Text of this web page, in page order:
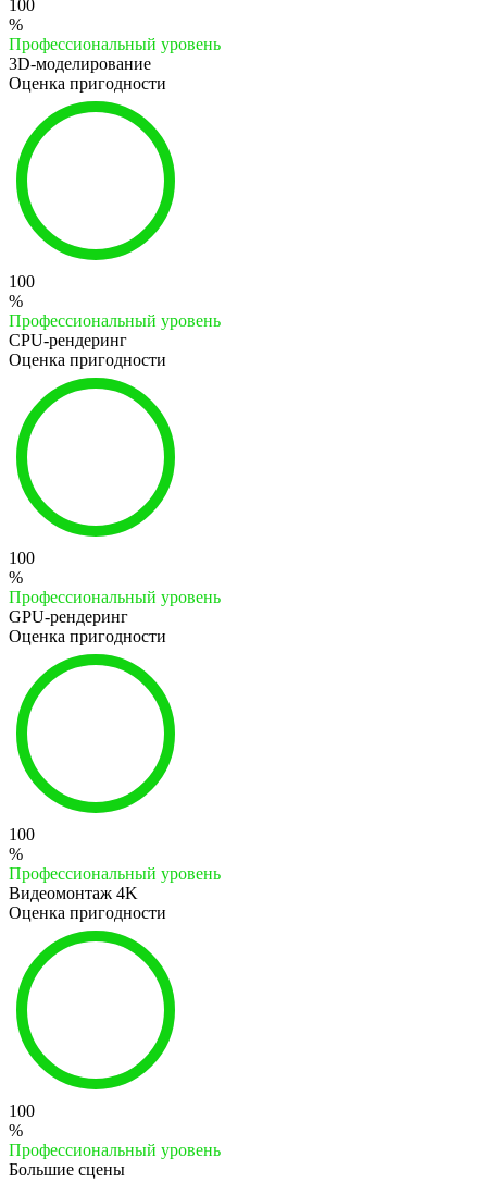
100
%
Профессиональный уровень
3D-моделирование
Оценка пригодности
100
%
Профессиональный уровень
CPU-рендеринг
Оценка пригодности
100
%
Профессиональный уровень
GPU-рендеринг
Оценка пригодности
100
%
Профессиональный уровень
Видеомонтаж 4K
Оценка пригодности
100
%
Профессиональный уровень
Большие сцены